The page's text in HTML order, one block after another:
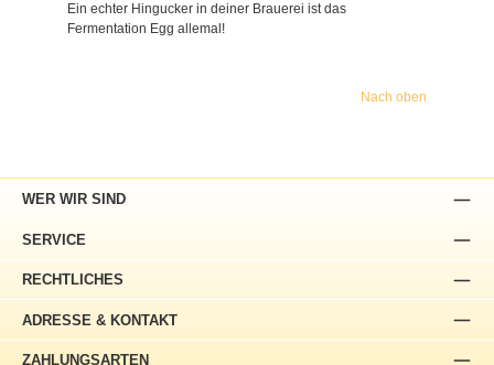
Ein echter Hingucker in deiner Brauerei ist das
Fermentation Egg allemal!
Nach oben
ADRESSE & KONTAKT
WER WIR SIND
SERVICE
RECHTLICHES
ZAHLUNGSARTEN